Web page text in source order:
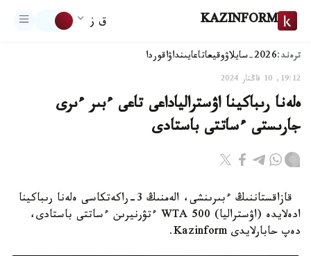
KAZINFORM ق ز
ترەند:2026-سايلاۋ وقيعاتاعايىنداۋاقوردا
19:12, 10 قاڭتار 2024
ەلەنا رىباكينا اۋسترالياداعى تاعى ءبىر ءىرى
جارىستى ءساتتى باستادى
قازاقستاننىڭ ءبىرىنشى، الەمنىڭ 3-راكەتكاسى ەلەنا رىباكينا
ادەلايدە (اۋستراليا) WTA 500 ءتۋرنيرىن ءساتتى باستادى،
دەپ حابارلايدى Kazinform.